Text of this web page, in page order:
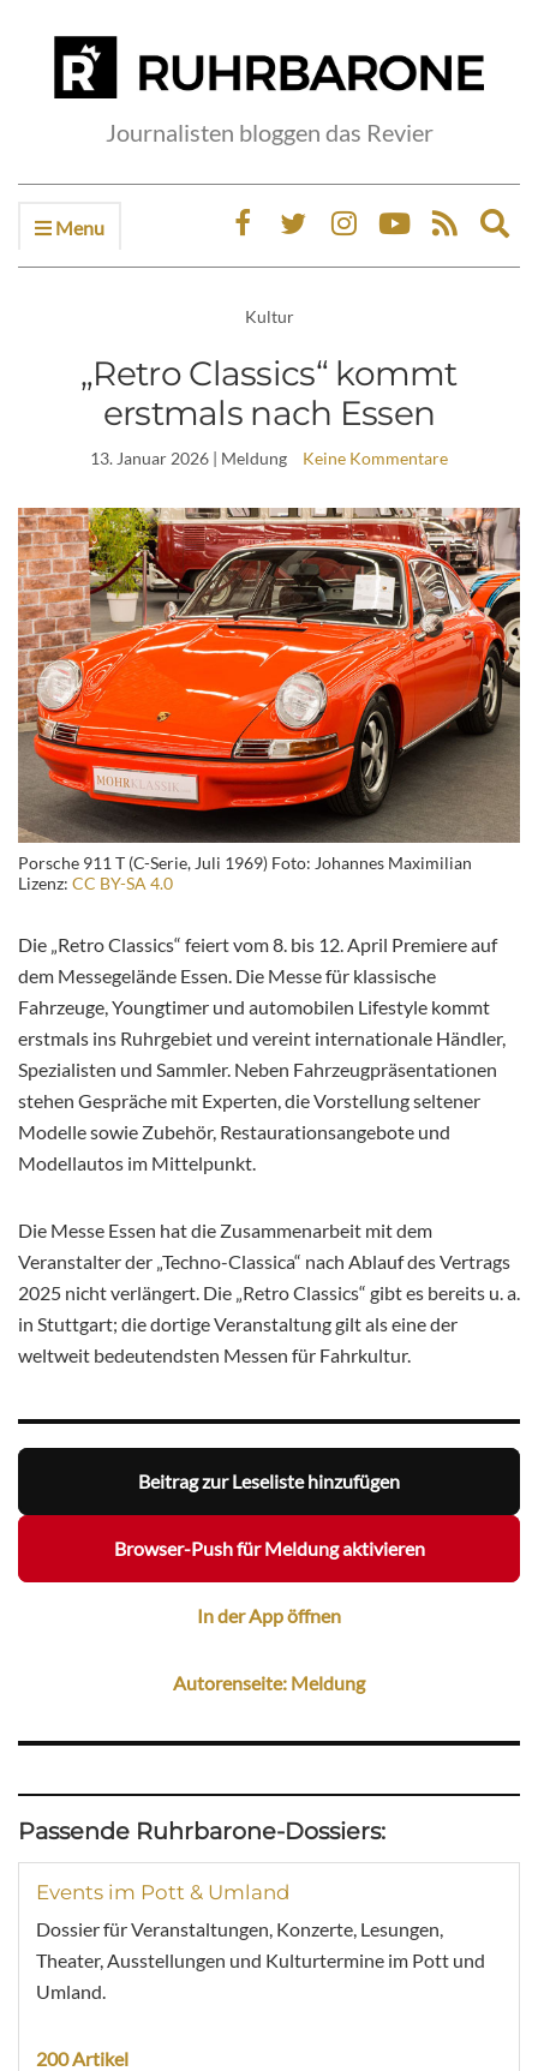
Journalisten bloggen das Revier
Menu
Kultur
„Retro Classics“ kommt
erstmals nach Essen
13. Januar 2026 | Meldung Keine Kommentare
Porsche 911 T (C-Serie, Juli 1969) Foto: Johannes Maximilian
Lizenz: CC BY-SA 4.0
Die „Retro Classics“ feiert vom 8. bis 12. April Premiere auf
dem Messegelände Essen. Die Messe für klassische
Fahrzeuge, Youngtimer und automobilen Lifestyle kommt
erstmals ins Ruhrgebiet und vereint internationale Händler,
Spezialisten und Sammler. Neben Fahrzeugpräsentationen
stehen Gespräche mit Experten, die Vorstellung seltener
Modelle sowie Zubehör, Restaurationsangebote und
Modellautos im Mittelpunkt.
Die Messe Essen hat die Zusammenarbeit mit dem
Veranstalter der „Techno-Classica“ nach Ablauf des Vertrags
2025 nicht verlängert. Die „Retro Classics“ gibt es bereits u. a.
in Stuttgart; die dortige Veranstaltung gilt als eine der
weltweit bedeutendsten Messen für Fahrkultur.
Beitrag zur Leseliste hinzufügen
Browser-Push für Meldung aktivieren
In der App öffnen
Autorenseite: Meldung
Passende Ruhrbarone-Dossiers:
Events im Pott & Umland
Dossier für Veranstaltungen, Konzerte, Lesungen,
Theater, Ausstellungen und Kulturtermine im Pott und
Umland.
200 Artikel